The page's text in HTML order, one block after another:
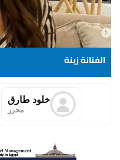
الفنانة زينة
خلود طارق
محرر